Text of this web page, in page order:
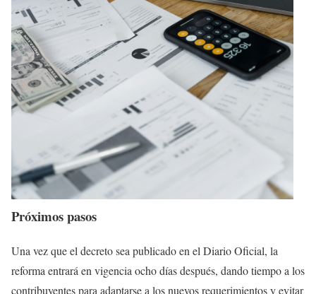
Próximos pasos
Una vez que el decreto sea publicado en el Diario Oficial, la
reforma entrará en vigencia ocho días después, dando tiempo a los
contribuyentes para adaptarse a los nuevos requerimientos y evitar